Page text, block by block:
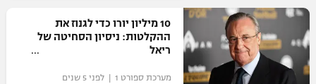
10 מיליון יורו כדי לגנוז את
ההקלטות: ניסיון הסחיטה של
ריאל
מערכת ספורט 1 | לפני 5 שנים